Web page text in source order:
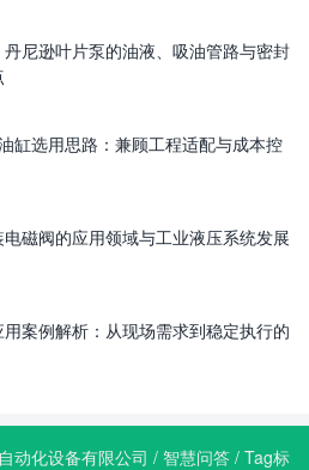
尼逊叶片泵的油液、吸油管路与密封
缸选用思路：兼顾工程适配与成本控
磁阀的应用领域与工业液压系统发展
案例解析：从现场需求到稳定执行的
动化设备有限公司 / 智慧问答/ Tag标